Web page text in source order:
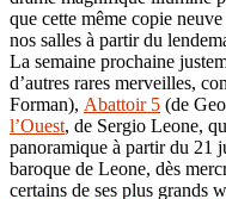
que cette même copie
nos salles à partir du
La semaine prochaine
d’autres rares merveilles,
Forman), Abattoir 5 (de
l’Ouest, de Sergio Leone,
panoramique à partir du 21
baroque de Leone, dès
certains de ses plus grands